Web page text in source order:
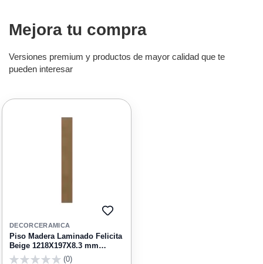
Mejora tu compra
Versiones premium y productos de mayor calidad que te
pueden interesar
AGREGAR
FAVORITOS
DECORCERAMICA
Piso Madera Laminado Felicita
Beige 1218X197X8.3 mm
Cajax2.4 KM04BE245
(0)